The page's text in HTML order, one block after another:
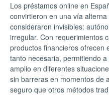
Los préstamos online en
convirtieron en una vía
consideraron invisibles:
irregular. Con requerimientos
productos financieros ofrecen
tanto necesaria, permitiendo
amplio en diferentes
sin barreras en momentos de
seguro que otros métodos